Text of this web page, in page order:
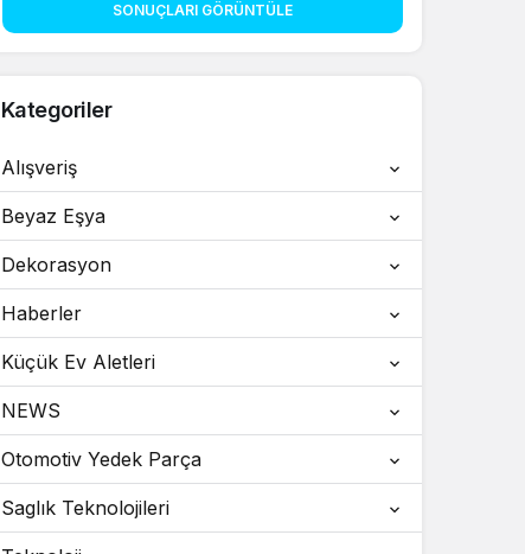
Amerika da Görülmesi Gereken Yerler
android apk
android oyun önerisi
Ankara jant boyama
Apex Hileleri
Apex Legends
Apex Legends Hile
Apex Legends Hileleri
SONUÇLARI GÖRÜNTÜLE
Kategoriler
Alışveriş
Beyaz Eşya
Dekorasyon
Haberler
Küçük Ev Aletleri
NEWS
Otomotiv Yedek Parça
Saglık Teknolojileri